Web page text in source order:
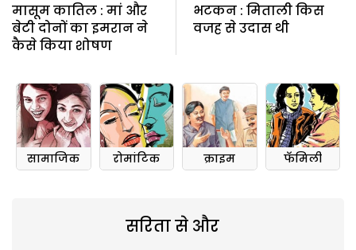
मासूम कातिल : मां और
बेटी दोनों का इमरान ने
कैसे किया शोषण
भटकन : मिताली किस
वजह से उदास थी
सामाजिक रोमांटिक क्राइम फॅमिली
सरिता से और